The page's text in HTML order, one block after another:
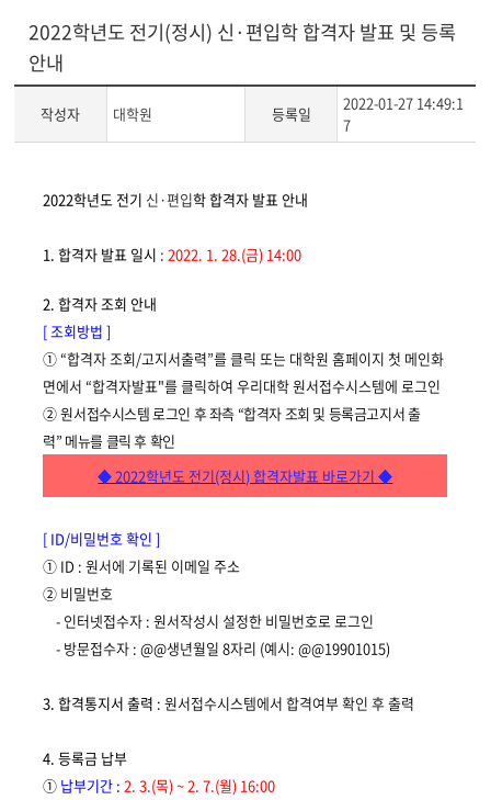
2022학년도 전기(정시) 신·편입학 합격자 발표 및 등록
안내
작성자 대학원 등록일
2022-01-27 14:49:1
7
게
본
2022학년도 전기 신·편입학합격자 발표 안내
1.합격자 발표 일시 : 2022. 1. 28.(금) 14:00
2.합격자 조회 안내
[조회방법]
① “합격자 조회/고지서출력”를 클릭 또는 대학원 홈페이지 첫 메인화
면에서“합격자발표"를 클릭하여 우리대학 원서접수시스템에 로그인
②원서접수시스템 로그인 후 좌측“합격자 조회 및 등록금고지서 출
력” 메뉴를 클릭 후 확인
◆ 2022학년도 전기(정시) 합격자발표 바로가기◆
[ ID/비밀번호 확인]
① ID :원서에 기록된 이메일 주소
② 비밀번호
- 인터넷접수자 : 원서작성시 설정한 비밀번호로 로그인
- 방문접수자 : @@생년월일8자리 (예시: @@19901015)
3.합격통지서 출력 : 원서접수시스템에서 합격여부 확인 후 출력
4.등록금 납부
① 납부기간 :2. 3.(목) ~ 2. 7.(월) 16:00